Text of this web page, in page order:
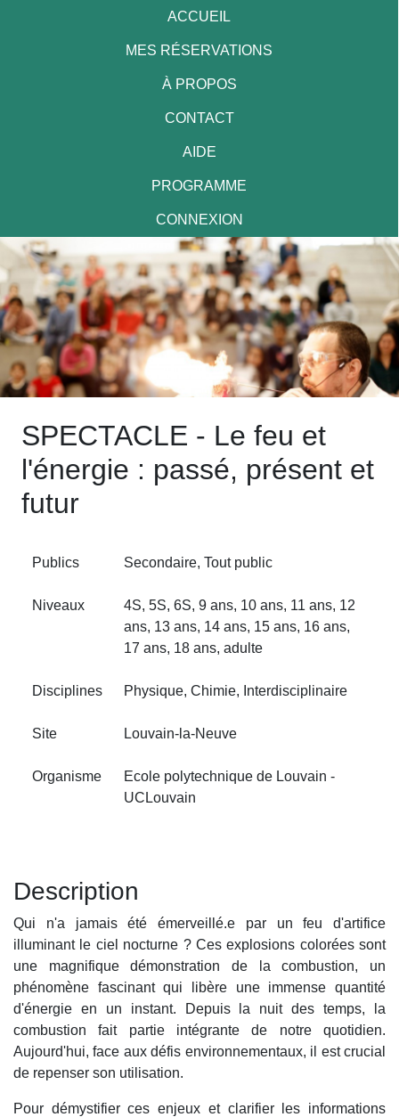
ACCUEIL
MES RÉSERVATIONS
À PROPOS
CONTACT
AIDE
PROGRAMME
CONNEXION
SPECTACLE - Le feu et
l'énergie : passé, présent et
futur
Publics Secondaire, Tout public
Niveaux
4S, 5S, 6S, 9 ans, 10 ans, 11 ans, 12
ans, 13 ans, 14 ans, 15 ans, 16 ans,
17 ans, 18 ans, adulte
Disciplines Physique, Chimie, Interdisciplinaire
Site Louvain‑la‑Neuve
Organisme
Ecole polytechnique de Louvain -
UCLouvain
Description
Qui n'a jamais été émerveillé.e par un feu d'artifice
illuminant le ciel nocturne ? Ces explosions colorées sont
une magnifique démonstration de la combustion, un
phénomène fascinant qui libère une immense quantité
d'énergie en un instant. Depuis la nuit des temps, la
combustion fait partie intégrante de notre quotidien.
Aujourd'hui, face aux défis environnementaux, il est crucial
de repenser son utilisation.
Pour démystifier ces enjeux et clarifier les informations